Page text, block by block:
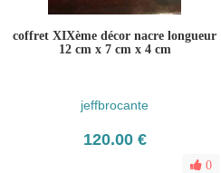
coffret XIXème décor nacre longueur
12 cm x 7 cm x 4 cm
jeffbrocante
120.00 €
0